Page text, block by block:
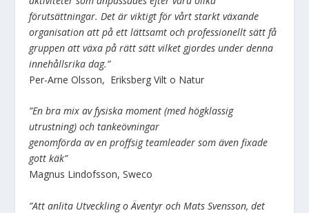
förutsättningar. Det är viktigt för vårt starkt växande
organisation att på ett lättsamt och professionellt sätt få
gruppen att växa på rätt sätt vilket gjordes under denna
innehållsrika dag.”
Per-Arne Olsson, Eriksberg Vilt o Natur
”En bra mix av fysiska moment (med högklassig
utrustning) och tankeövningar
genomförda av en proffsig teamleader som även fixade
gott käk”
Magnus Lindofsson, Sweco
”Att anlita Utveckling o Äventyr och Mats Svensson, det